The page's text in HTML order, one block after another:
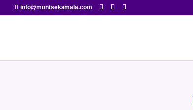
info@montsekamala.com